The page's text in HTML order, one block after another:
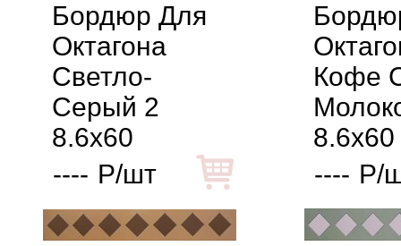
Бордюр Для
Октагона
Светло-
Серый 2
8.6x60
---- Р/шт
Кофе
8.6x60
---- Р/